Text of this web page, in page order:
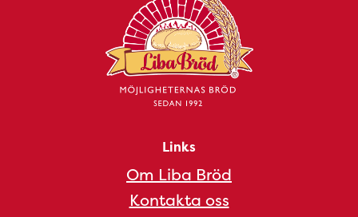
Links
Om Liba Bröd
Kontakta oss